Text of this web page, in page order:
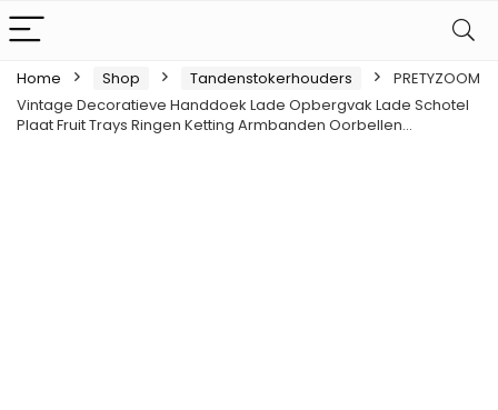
Home Shop Tandenstokerhouders
PRETYZOOM
Vintage Decoratieve Handdoek Lade Opbergvak Lade Schotel
Plaat Fruit Trays Ringen Ketting Armbanden Oorbellen…